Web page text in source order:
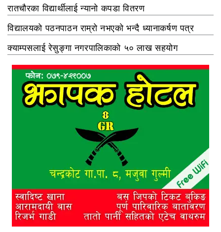
रातचौरका विद्यार्थीलाई न्यानो कपडा वितरण
विद्यालयको पठनपाठन राम्रो नभएको भन्दै ध्यानाकर्षण पत्र
क्याम्पसलाई रेसुङ्गा नगरपालिकाको ५० लाख सहयोग